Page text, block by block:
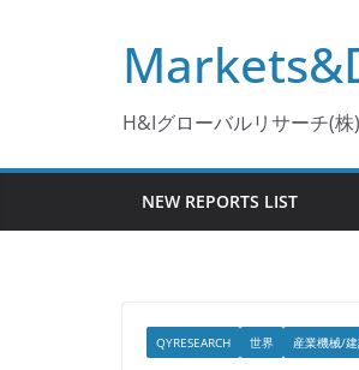
H&Iグローバルリサーチ(株)
NEW REPORTS LIST
QYRESEARCH 世界 産業機械/